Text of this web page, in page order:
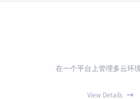
在一个平台上管理多云环
View Details →